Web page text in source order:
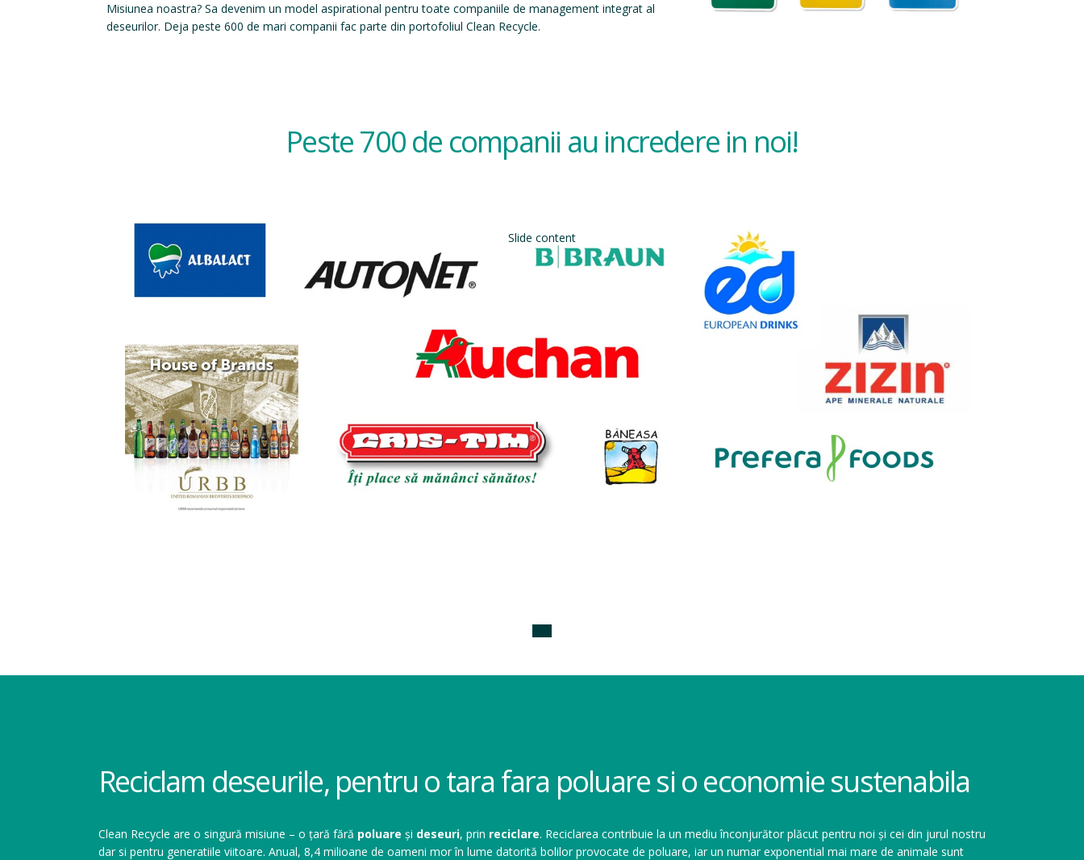
Misiunea noastra? Sa devenim un model aspirational pentru toate companiile de management integrat al
deseurilor. Deja peste 600 de mari companii fac parte din portofoliul Clean Recycle.
Peste 700 de companii au incredere in noi!
Slide content
Reciclam deseurile, pentru o tara fara poluare si o economie sustenabila
Clean Recycle are o singură misiune – o țară fără poluare și deseuri, prin reciclare. Reciclarea contribuie la un mediu înconjurător plăcut pentru noi și cei din jurul nostru
dar si pentru generatiile viitoare. Anual, 8,4 milioane de oameni mor în lume datorită bolilor provocate de poluare, iar un numar exponential mai mare de animale sunt